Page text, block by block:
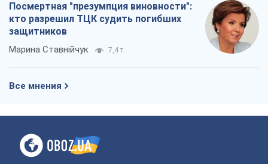
Посмертная "презумпция виновности":
кто разрешил ТЦК судить погибших
защитников
Марина Ставнійчук 7,4 т.
Все мнения